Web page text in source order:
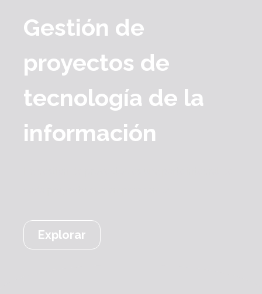
Gestión de
proyectos de
tecnología de la
información
Explorar